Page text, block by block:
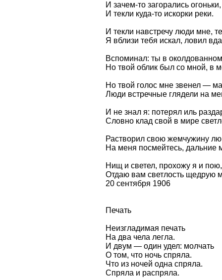
И зачем-то загорались огоньки,
И текли куда-то искорки реки.
И текли навстречу люди мне,
Я вблизи тебя искал, ловил
Вспоминал: ты в околдованном
Но твой облик был со мной, в
Но твой голос мне звенел —
Люди встречные глядели на
И не знал я: потерял иль
Словно клад свой в мире
Растворил свою жемчужину
На меня посмейтесь, дальние
Нищ и светел, прохожу я и
Отдаю вам светлость щедрую
20 сентября 1906
Печать
Неизгладимая печать
На два чела легла.
И двум — один удел: молчать
О том, что ночь спряла.
Что из ночей одна спряла.
Спряла и распряла.